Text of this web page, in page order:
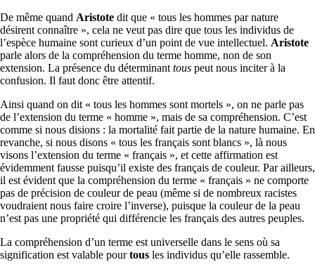
De même quand Aristote dit que « tous les hommes par nature
désirent connaître », cela ne veut pas dire que tous les individus de
l’espèce humaine sont curieux d’un point de vue intellectuel. Aristote
parle alors de la compréhension du terme homme, non de son
extension. La présence du déterminant tous peut nous inciter à la
confusion. Il faut donc être attentif.
Ainsi quand on dit « tous les hommes sont mortels », on ne parle pas
de l’extension du terme « homme », mais de sa compréhension. C’est
comme si nous disions : la mortalité fait partie de la nature humaine. En
revanche, si nous disons « tous les français sont blancs », là nous
visons l’extension du terme « français », et cette affirmation est
évidemment fausse puisqu’il existe des français de couleur. Par ailleurs,
il est évident que la compréhension du terme « français » ne comporte
pas de précision de couleur de peau (même si de nombreux racistes
voudraient nous faire croire l’inverse), puisque la couleur de la peau
n’est pas une propriété qui différencie les français des autres peuples.
La compréhension d’un terme est universelle dans le sens où sa
signification est valable pourtous les individus qu’elle rassemble.